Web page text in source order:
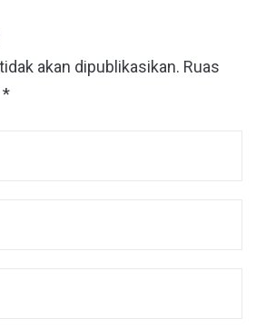
akan dipublikasikan. Ruas
*